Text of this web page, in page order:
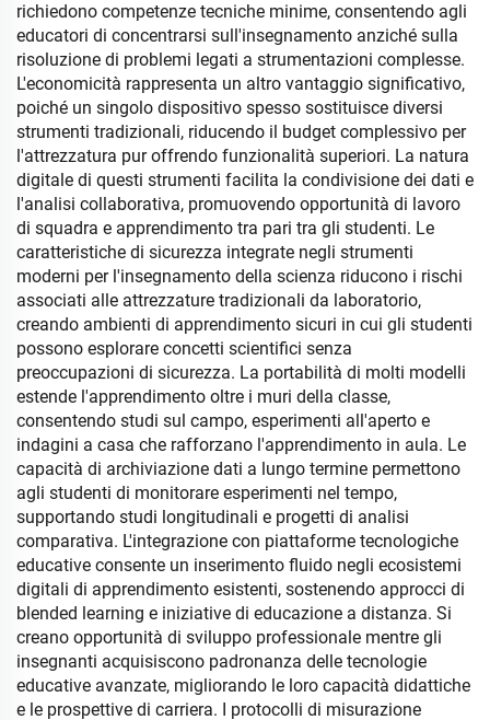
richiedono competenze tecniche minime, consentendo agli
educatori di concentrarsi sull'insegnamento anziché sulla
risoluzione di problemi legati a strumentazioni complesse.
L'economicità rappresenta un altro vantaggio significativo,
poiché un singolo dispositivo spesso sostituisce diversi
strumenti tradizionali, riducendo il budget complessivo per
l'attrezzatura pur offrendo funzionalità superiori. La natura
digitale di questi strumenti facilita la condivisione dei dati e
l'analisi collaborativa, promuovendo opportunità di lavoro
di squadra e apprendimento tra pari tra gli studenti. Le
caratteristiche di sicurezza integrate negli strumenti
moderni per l'insegnamento della scienza riducono i rischi
associati alle attrezzature tradizionali da laboratorio,
creando ambienti di apprendimento sicuri in cui gli studenti
possono esplorare concetti scientifici senza
preoccupazioni di sicurezza. La portabilità di molti modelli
estende l'apprendimento oltre i muri della classe,
consentendo studi sul campo, esperimenti all'aperto e
indagini a casa che rafforzano l'apprendimento in aula. Le
capacità di archiviazione dati a lungo termine permettono
agli studenti di monitorare esperimenti nel tempo,
supportando studi longitudinali e progetti di analisi
comparativa. L'integrazione con piattaforme tecnologiche
educative consente un inserimento fluido negli ecosistemi
digitali di apprendimento esistenti, sostenendo approcci di
blended learning e iniziative di educazione a distanza. Si
creano opportunità di sviluppo professionale mentre gli
insegnanti acquisiscono padronanza delle tecnologie
educative avanzate, migliorando le loro capacità didattiche
e le prospettive di carriera. I protocolli di misurazione